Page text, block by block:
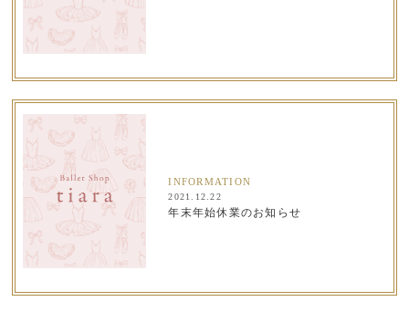
INFORMATION
2021.12.22
年末年始休業のお知らせ